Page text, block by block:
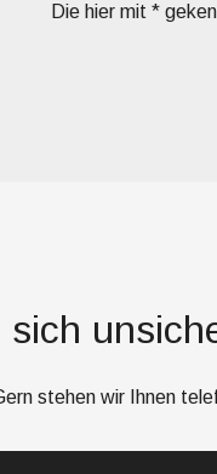
Die hier mit *
sich
stehen wir Ihnen